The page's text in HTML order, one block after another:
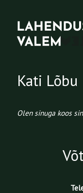
Kati Lõbu
Olen sinuga koos